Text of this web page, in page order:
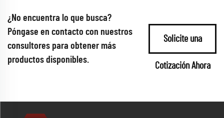
¿No encuentra lo que busca?
Póngase en contacto con nuestros
consultores para obtener más
productos disponibles.
Solicite una
Cotización Ahora